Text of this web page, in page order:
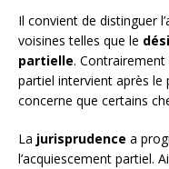
Il convient de distinguer
voisines telles que le
partielle. Contrairement
partiel intervient après
concerne que certains
La jurisprudence a
l’acquiescement partiel.